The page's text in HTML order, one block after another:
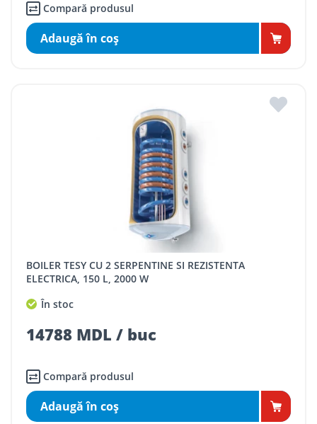
Compară produsul
Adaugă în coş
BOILER TESY CU 2 SERPENTINE SI REZISTENTA
ELECTRICA, 150 L, 2000 W
În stoc
14788 MDL / buc
Compară produsul
Adaugă în coş